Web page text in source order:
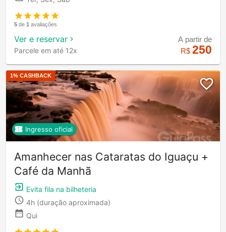
5 de 1 avaliações
Ver e reservar
Parcele em até 12x
A partir de
R$ 250
1% CASHBACK
Ingresso oficial
Amanhecer nas Cataratas do Iguaçu +
Café da Manhã
Evita fila na bilheteria
4h (duração aproximada)
Qui